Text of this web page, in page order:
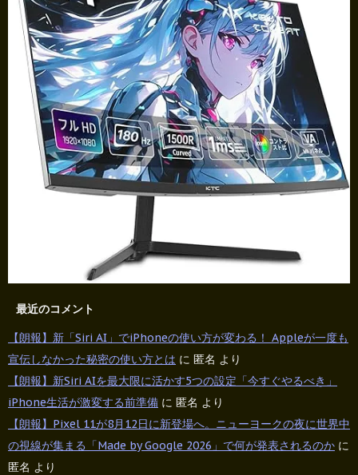
最近のコメント
【朗報】新「Siri AI」でiPhoneの使い方が変わる！ Appleが一度も
宣伝しなかった秘密の使い方とは に 匿名 より
【朗報】新Siri AIを最大限に活かす5つの設定「今すぐやるべき」
iPhone生活が激変する前準備 に 匿名 より
【朗報】Pixel 11が8月12日に新登場へ。ニューヨークの夜に世界中
の視線が集まる「Made by Google 2026」で何が発表されるのか に
匿名 より